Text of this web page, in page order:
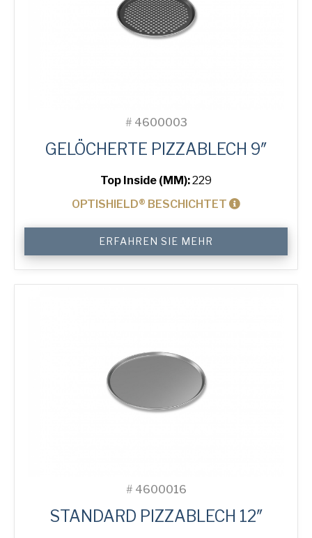
# 4600003
GELÖCHERTE PIZZABLECH 9″
Top Inside (MM):229
OPTISHIELD® BESCHICHTET
Pizza
Tray
Menge
ERFAHREN SIE MEHR
# 4600016
STANDARD PIZZABLECH 12″